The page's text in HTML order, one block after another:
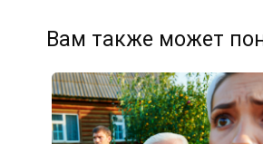
Вам также может